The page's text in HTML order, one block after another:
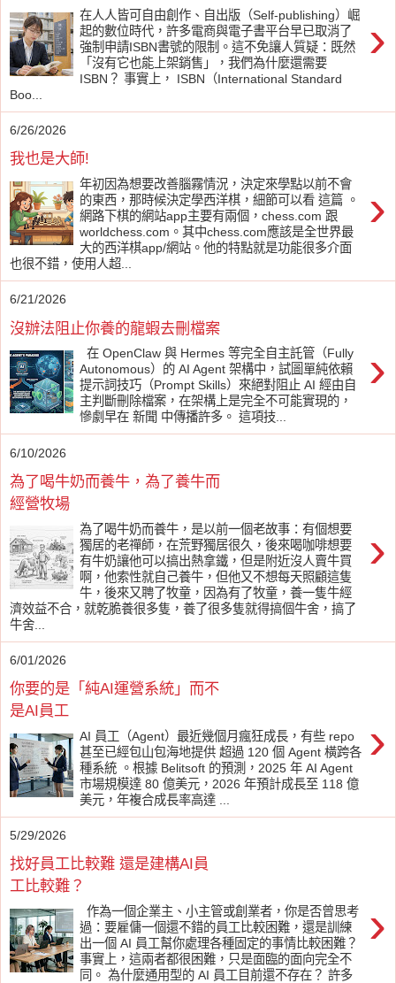
›
在人人皆可自由創作、自出版（Self-publishing）崛
起的數位時代，許多電商與電子書平台早已取消了
強制申請ISBN書號的限制。這不免讓人質疑：既然
「沒有它也能上架銷售」，我們為什麼還需要
ISBN？ 事實上， ISBN（International Standard
Boo...
6/26/2026
我也是大師!
›
年初因為想要改善腦霧情況，決定來學點以前不會
的東西，那時候決定學西洋棋，細節可以看 這篇 。
網路下棋的網站app主要有兩個，chess.com 跟
worldchess.com。其中chess.com應該是全世界最
大的西洋棋app/網站。他的特點就是功能很多介面
也很不錯，使用人超...
6/21/2026
沒辦法阻止你養的龍蝦去刪檔案
›
在 OpenClaw 與 Hermes 等完全自主託管（Fully
Autonomous）的 AI Agent 架構中，試圖單純依賴
提示詞技巧（Prompt Skills）來絕對阻止 AI 經由自
主判斷刪除檔案，在架構上是完全不可能實現的，
慘劇早在 新聞 中傳播許多。 這項技...
6/10/2026
為了喝牛奶而養牛，為了養牛而
經營牧場
›
為了喝牛奶而養牛，是以前一個老故事：有個想要
獨居的老禪師，在荒野獨居很久，後來喝咖啡想要
有牛奶讓他可以搞出熱拿鐵，但是附近沒人賣牛買
啊，他索性就自己養牛，但他又不想每天照顧這隻
牛，後來又聘了牧童，因為有了牧童，養一隻牛經
濟效益不合，就乾脆養很多隻，養了很多隻就得搞個牛舍，搞了
牛舍...
6/01/2026
你要的是「純AI運營系統」而不
是AI員工
›
AI 員工（Agent）最近幾個月瘋狂成長，有些 repo
甚至已經包山包海地提供 超過 120 個 Agent 橫跨各
種系統 。根據 Belitsoft 的預測，2025 年 AI Agent
市場規模達 80 億美元，2026 年預計成長至 118 億
美元，年複合成長率高達 ...
5/29/2026
找好員工比較難 還是建構AI員
工比較難？
›
作為一個企業主、小主管或創業者，你是否曾思考
過：要雇傭一個還不錯的員工比較困難，還是訓練
出一個 AI 員工幫你處理各種固定的事情比較困難？
事實上，這兩者都很困難，只是面臨的面向完全不
同。 為什麼通用型的 AI 員工目前還不存在？ 許多